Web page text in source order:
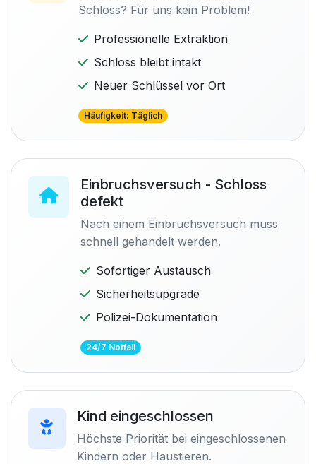
Schloss? Für uns kein Problem!
Professionelle Extraktion
Schloss bleibt intakt
Neuer Schlüssel vor Ort
Häufigkeit: Täglich
Einbruchsversuch - Schloss
defekt
Nach einem Einbruchsversuch muss
schnell gehandelt werden.
Sofortiger Austausch
Sicherheitsupgrade
Polizei-Dokumentation
24/7 Notfall
Kind eingeschlossen
Höchste Priorität bei eingeschlossenen
Kindern oder Haustieren.